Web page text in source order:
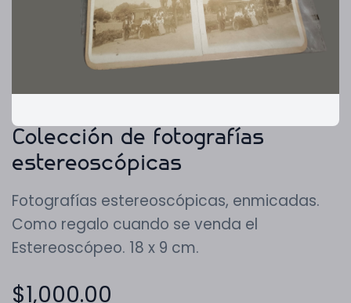
Colección de fotografías
estereoscópicas
Fotografías estereoscópicas, enmicadas.
Como regalo cuando se venda el
Estereoscópeo. 18 x 9 cm.
$1,000.00